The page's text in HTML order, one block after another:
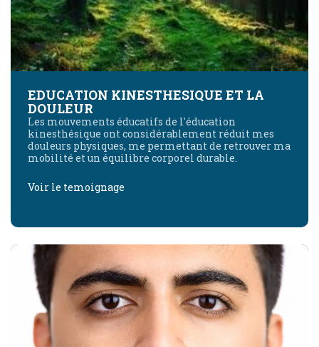
EDUCATION KINESTHESIQUE ET LA
DOULEUR
Les mouvements éducatifs de l'éducation
kinesthésique ont considérablement réduit mes
douleurs physiques, me permettant de retrouver ma
mobilité et un équilibre corporel durable.
Voir le temoignage